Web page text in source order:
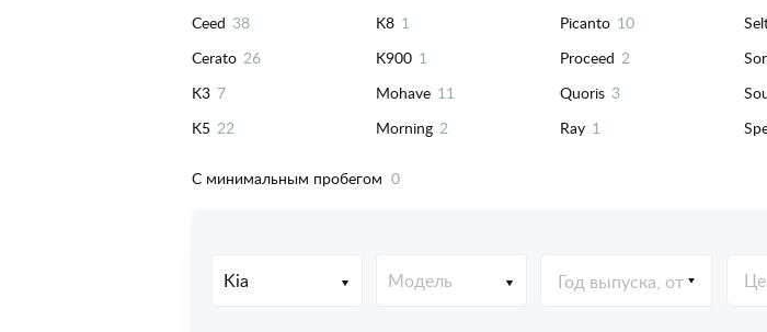
Ceed 38
Cerato 26
K3 7
K5 22
K8 1
K900 1
Mohave 11
Morning 2
Picanto 10
Proceed 2
Quoris 3
Ray 1
C минимальным пробегом 0
Kia Модель Год выпуска, от